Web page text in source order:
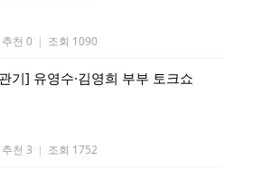
추천 0 | 조회 1090
기] 유영수·김영희 부부 토크쇼
추천 3 | 조회 1752